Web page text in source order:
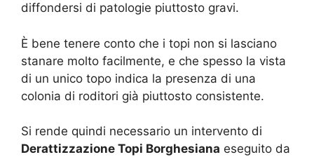
diffondersi di patologie piuttosto gravi.
È bene tenere conto che i topi non si lasciano
stanare molto facilmente, e che spesso la vista
di un unico topo indica la presenza di una
colonia di roditori già piuttosto consistente.
Si rende quindi necessario un intervento di
Derattizzazione Topi Borghesiana eseguito da